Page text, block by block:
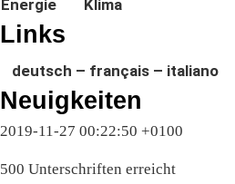
Energie Klima
Links
deutsch – français – italiano
Neuigkeiten
2019-11-27 00:22:50 +0100
500 Unterschriften erreicht